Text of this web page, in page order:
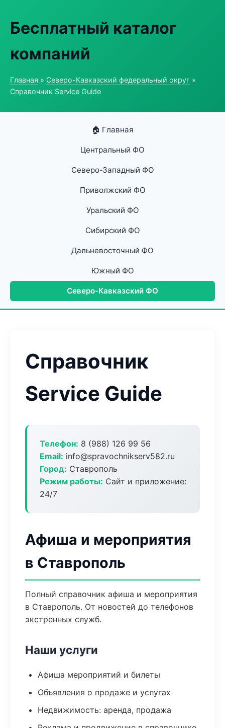
Бесплатный каталог
компаний
Главная » Северо-Кавказский федеральный округ »
Справочник Service Guide
🏠 Главная
Центральный ФО
Северо-Западный ФО
Приволжский ФО
Уральский ФО
Сибирский ФО
Дальневосточный ФО
Южный ФО
Северо-Кавказский ФО
Справочник
Service Guide
Телефон: 8 (988) 126 99 56
Email: info@spravochnikserv582.ru
Город: Ставрополь
Режим работы: Сайт и приложение:
24/7
Афиша и мероприятия
в Ставрополь
Полный справочник афиша и мероприятия
в Ставрополь. От новостей до телефонов
экстренных служб.
Наши услуги
Афиша мероприятий и билеты
Объявления о продаже и услугах
Недвижимость: аренда, продажа